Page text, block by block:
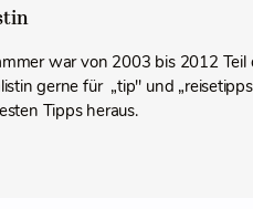
war von 2003 bis 2012 Teil
gerne für „tip" und
Tipps heraus.